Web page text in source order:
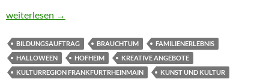
Schrecklich – gruslig und schaurig an Halloween (keltisches
weiterlesen →
BILDUNGSAUFTRAG BRAUCHTUM
FAMILIENERLEBNIS
HALLOWEEN
HOFHEIM
KREATIVE ANGEBOTE
KULTURREGION FRANKFURTRHEINMAIN
KUNST UND KULTUR